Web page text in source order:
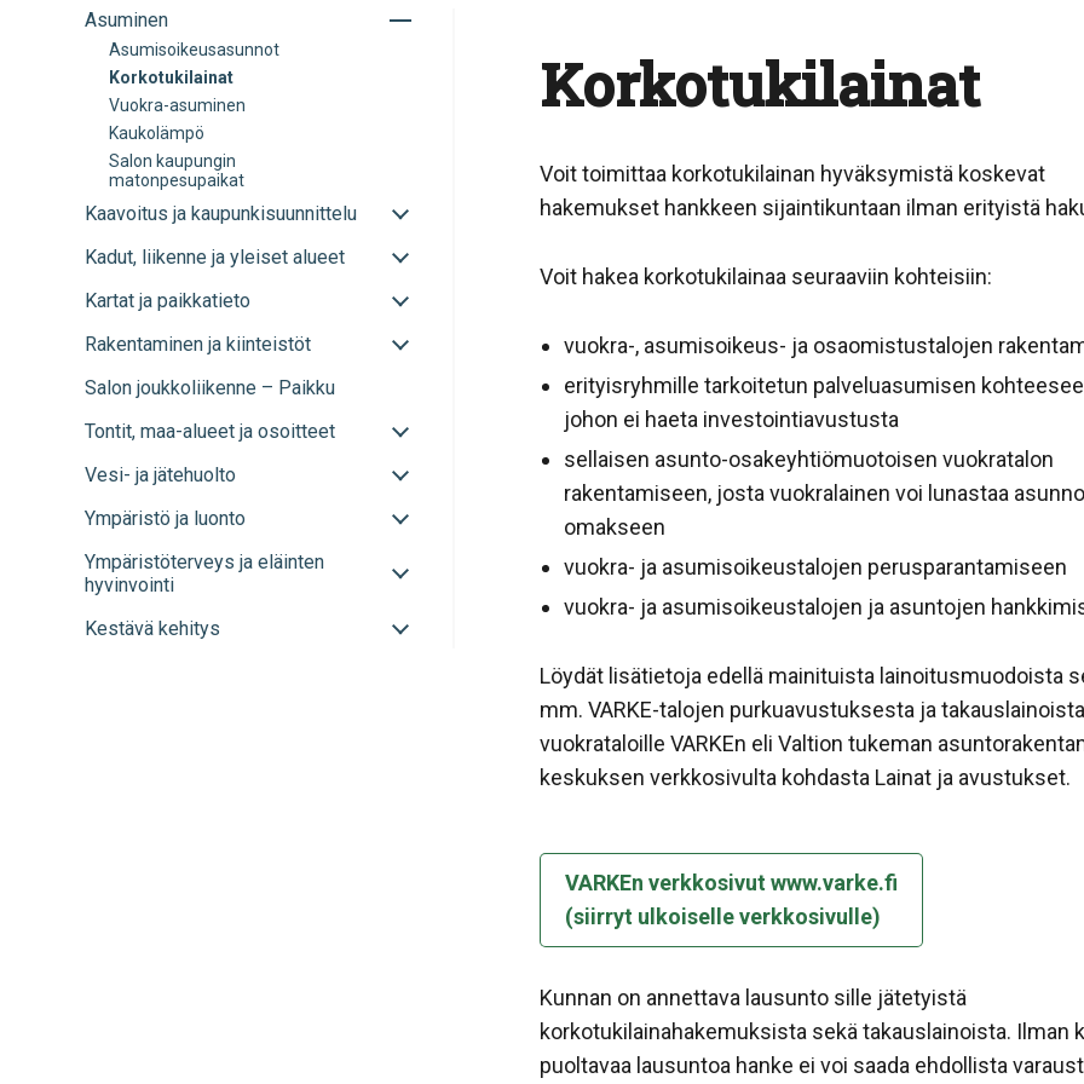
Asuminen
Avaa
Asumisoikeusasunnot
Korkotukilainat
Vuokra-asuminen
Kaukolämpö
Salon kaupungin
matonpesupaikat
Kaavoitus ja kaupunkisuunnittelu
Avaa
sulje
Kadut, liikenne ja yleiset alueet
Avaa
sulje
Kartat ja paikkatieto
Avaa
sulje
Rakentaminen ja kiinteistöt
Avaa
Salon joukkoliikenne – Paikku
Tontit, maa-alueet ja osoitteet
Avaa
sulje
Vesi- ja jätehuolto
Avaa
sulje
Ympäristö ja luonto
Avaa
sulje
alavalikko
Ympäristöterveys ja eläinten
hyvinvointi
alavalikko
Kestävä kehitys
Avaa
Korkotukilainat
Voit toimittaa korkotukilainan hyväksymistä koskevat
hakemukset hankkeen sijaintikuntaan ilman erityistä
Voit hakea korkotukilainaa seuraaviin kohteisiin:
vuokra-, asumisoikeus- ja osaomistustalojen
erityisryhmille tarkoitetun palveluasumisen
johon ei haeta investointiavustusta
sellaisen asunto-osakeyhtiömuotoisen vuokratalon
rakentamiseen, josta vuokralainen voi lunastaa
omakseen
vuokra- ja asumisoikeustalojen perusparantamiseen
vuokra- ja asumisoikeustalojen ja asuntojen
Löydät lisätietoja edellä mainituista lainoitusmuodoista
mm. VARKE-talojen purkuavustuksesta ja takauslainoista
vuokrataloille VARKEn eli Valtion tukeman
keskuksen verkkosivulta kohdasta Lainat ja avustukset.
VARKEn verkkosivut www.varke.fi
(siirryt ulkoiselle verkkosivulle)
Kunnan on annettava lausunto sille jätetyistä
korkotukilainahakemuksista sekä takauslainoista. Ilman
puoltavaa lausuntoa hanke ei voi saada ehdollista